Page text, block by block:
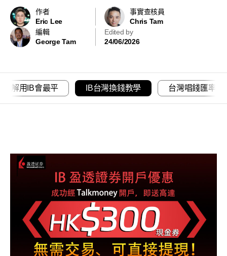
貸款
虛擬貨幣
作者
Eric Lee
事實查核員
Chris Tam
編輯
George Tam
Edited by
24/06/2026
點解用IB會最平 IB台灣換錢教學 台灣唱錢匯率